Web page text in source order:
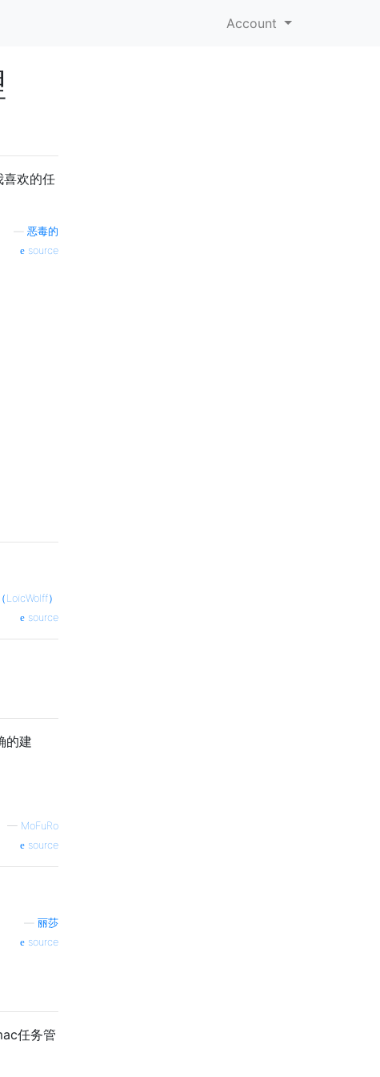
Account
喜欢的任
恶毒的
source
LoïcWolff）
source
的建
— MoFuRo
source
丽莎
source
任务管